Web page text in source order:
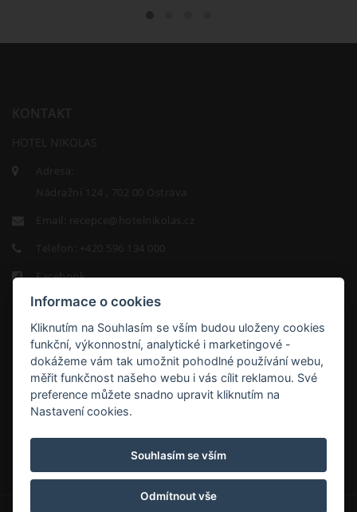
HOTEL NIKOLAS
Adresa:
Nádražní 124 , 702 00 Ostrava
Email:
recepce@hotelnikolas.cz
Telefon:
+420 596 134 000
Facebook
HOTEL
NIKOLAS
Informace o cookies
Kliknutím na Souhlasím se vším budou uloženy cookies
funkční, výkonnostní, analytické i marketingové -
dokážeme vám tak umožnit pohodlné používání webu,
měřit funkčnost našeho webu i vás cílit reklamou. Své
preference můžete snadno upravit kliknutím na
Nastavení cookies.
Souhlasím se vším
Odmítnout vše